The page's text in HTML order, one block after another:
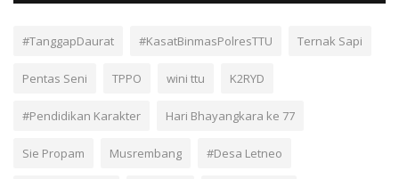
#TanggapDaurat #KasatBinmasPolresTTU Ternak Sapi
Pentas Seni TPPO wini ttu K2RYD
#Pendidikan Karakter Hari Bhayangkara ke 77
Sie Propam Musrembang #Desa Letneo